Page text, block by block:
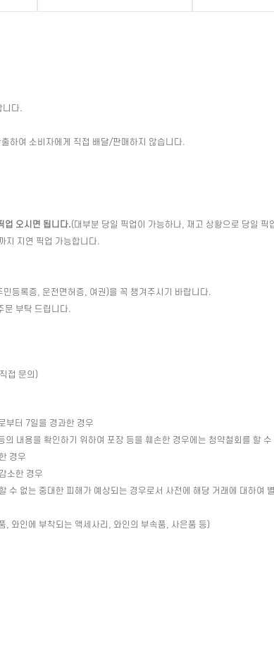
니다.
하여 소비자에게 직접 배달/판매하지 않습니다.
업 오시면 됩니다.(대부분 당일 픽업이 가능하나, 재고 상황으로 당일
지 지연 픽업 가능합니다.
등록증, 운전면허증, 여권)을 꼭 챙겨주시기 바랍니다.
문 부탁 드립니다.
접 문의)
부터 7일을 경과한 경우
내용을 확인하기 위하여 포장 등을 훼손한 경우에는 청약철회를 할 수
경우
소한 경우
수 없는 중대한 피해가 예상되는 경우로서 사전에 해당 거래에 대하여
, 와인에 부착되는 액세사리, 와인의 부속품, 사은품 등)